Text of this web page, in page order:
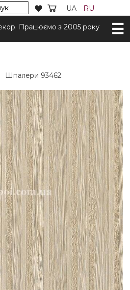
UA RU
Працюємо з 2005 року
Шпалери 93462